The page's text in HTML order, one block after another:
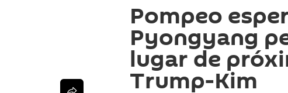
Pompeo
Pyongyang
lugar de
Trump-Kim